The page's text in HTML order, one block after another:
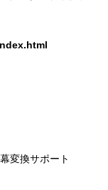
変換サポート